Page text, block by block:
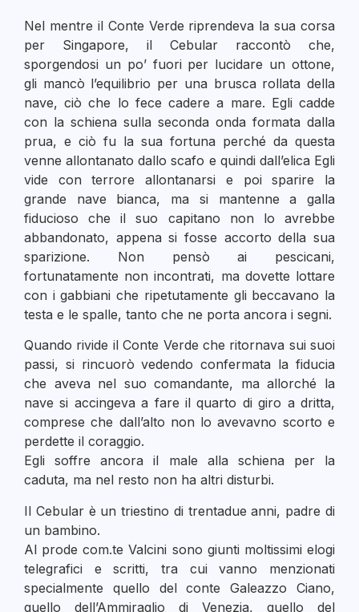
Nel mentre il Conte Verde riprendeva la sua corsa
per Singapore, il Cebular raccontò che,
sporgendosi un po’ fuori per lucidare un ottone,
gli mancò l’equilibrio per una brusca rollata della
nave, ciò che lo fece cadere a mare. Egli cadde
con la schiena sulla seconda onda formata dalla
prua, e ciò fu la sua fortuna perché da questa
venne allontanato dallo scafo e quindi dall’elica Egli
vide con terrore allontanarsi e poi sparire la
grande nave bianca, ma si mantenne a galla
fiducioso che il suo capitano non lo avrebbe
abbandonato, appena si fosse accorto della sua
sparizione. Non pensò ai pescicani,
fortunatamente non incontrati, ma dovette lottare
con i gabbiani che ripetutamente gli beccavano la
testa e le spalle, tanto che ne porta ancora i segni.
Quando rivide il Conte Verde che ritornava sui suoi
passi, si rincuorò vedendo confermata la fiducia
che aveva nel suo comandante, ma allorché la
nave si accingeva a fare il quarto di giro a dritta,
comprese che dall’alto non lo avevavno scorto e
perdette il coraggio.
Egli soffre ancora il male alla schiena per la
caduta, ma nel resto non ha altri disturbi.
Il Cebular è un triestino di trentadue anni, padre di
un bambino.
Al prode com.te Valcini sono giunti moltissimi elogi
telegrafici e scritti, tra cui vanno menzionati
specialmente quello del conte Galeazzo Ciano,
quello dell’Ammiraglio di Venezia, quello del